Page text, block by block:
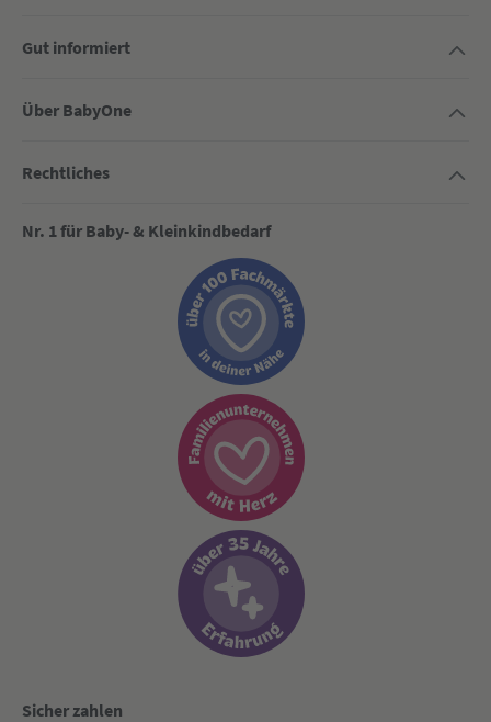
Gut informiert
Über BabyOne
Rechtliches
Nr. 1 für Baby- & Kleinkindbedarf
Sicher zahlen